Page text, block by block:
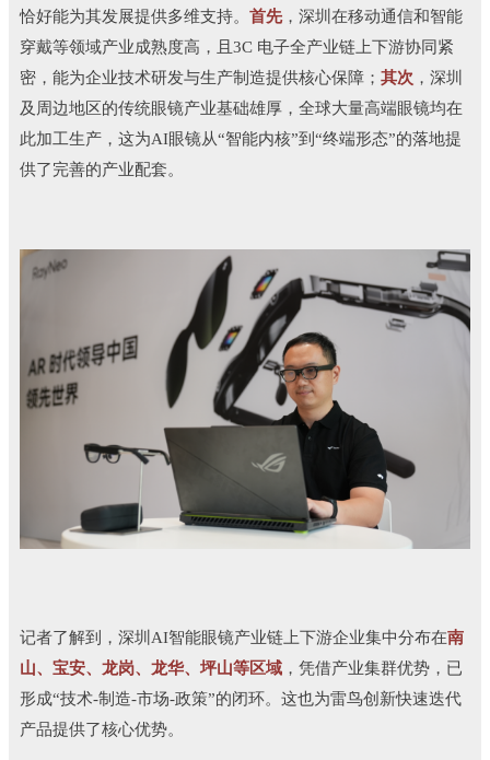
恰好能为其发展提供多维支持。 首先，深圳在移动通信和智能
穿戴等领域产业成熟度高，且3C 电子全产业链上下游协同紧
密，能为企业技术研发与生产制造提供核心保障； 其次 ，深圳
及周边地区的传统眼镜产业基础雄厚，全球大量高端眼镜均在
此加工生产，这为AI眼镜从“智能内核”到“终端形态”的落地提
供了完善的产业配套。
记者了解到，深圳AI智能眼镜产业链上下游企业集中分布在南
山、宝安、龙岗、龙华、坪山等区域 ，凭借产业集群优势，已
形成“技术-制造-市场-政策”的闭环。这也为雷鸟创新快速迭代
产品提供了核心优势。